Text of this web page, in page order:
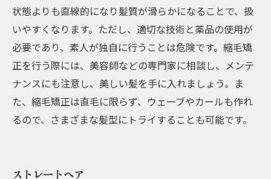
状態よりも直線的になり髪質が滑らかになることで、扱
いやすくなります。ただし、適切な技術と薬品の使用が
必要であり、素人が独自に行うことは危険です。縮毛矯
正を行う際には、美容師などの専門家に相談し、メンテ
ナンスにも注意し、美しい髪を手に入れましょう。ま
た、縮毛矯正は直毛に限らず、ウェーブやカールも作れ
るので、さまざまな髪型にトライすることも可能です。
ストレートヘア